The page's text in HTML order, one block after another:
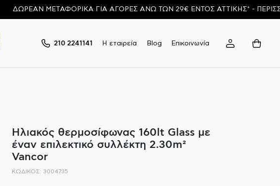
ΜΕΤΑΦΟΡΙΚΑ ΓΙΑ ΑΓΟΡΕΣ ΑΝΩ ΤΩΝ 29€ ΕΝΤΟΣ ΑΤΤΙΚΗΣ* -
210 2241141 Η εταιρεία Blog Επικοινωνία
Ηλιακός θερμοσίφωνας 160lt Glass με
έναν επιλεκτικό συλλέκτη 2.30m²
Vancor
ΚΩΔΙΚΟΣ: 3004735